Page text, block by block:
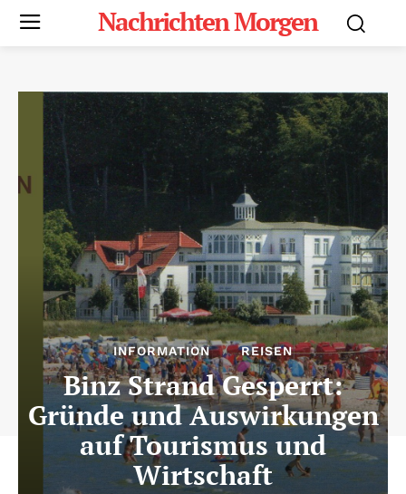
Nachrichten Morgen
INFORMATION REISEN
Binz Strand Gesperrt:
Gründe und Auswirkungen
auf Tourismus und
Wirtschaft